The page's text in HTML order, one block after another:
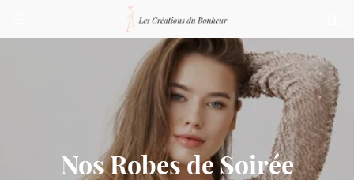
76 bis Boulevard de Courtais
Nos Robes de Soirée